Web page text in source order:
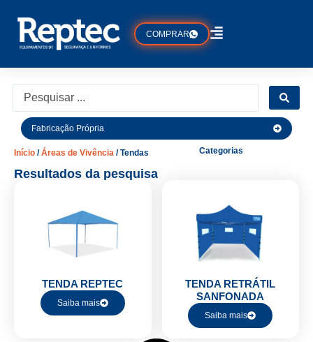
COMPRAR
Fabricação Própria
Início /Áreas de Vivência / Tendas Categorias
Resultados da pesquisa
TENDA REPTEC
Saiba mais
TENDA RETRÁTIL
SANFONADA
Saiba mais